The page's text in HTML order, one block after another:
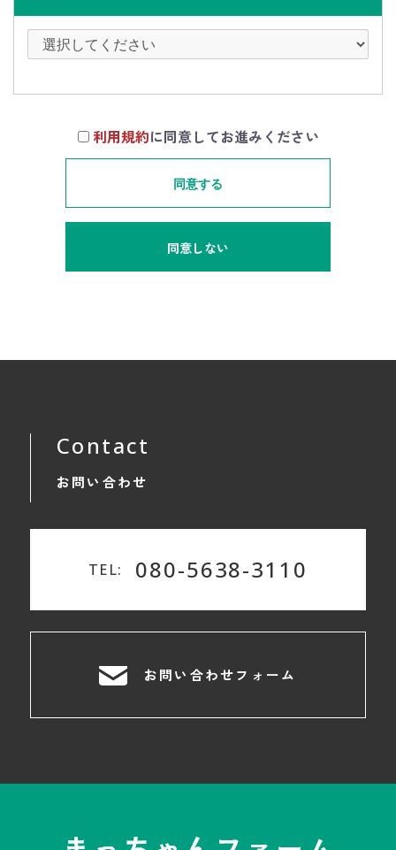
利用規約に同意してお進みください
同意する
同意しない
Contact
お問い合わせ
TEL: 080-5638-3110
お問い合わせフォーム